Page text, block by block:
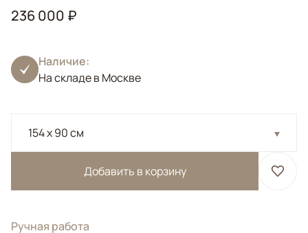
236 000 ₽
Наличие:
На складе в Москве
154 x 90 см
Добавить в корзину
Ручная работа